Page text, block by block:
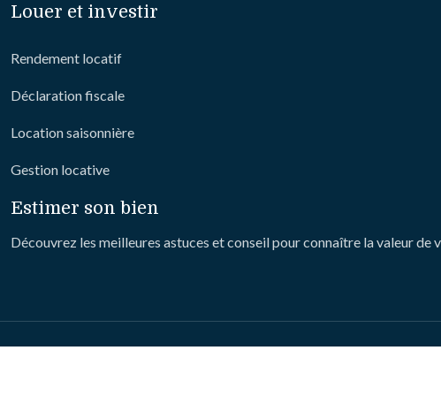
Louer et investir
Rendement locatif
Déclaration fiscale
Location saisonnière
Gestion locative
Estimer son bien
Découvrez les meilleures astuces et conseil pour connaître la valeur